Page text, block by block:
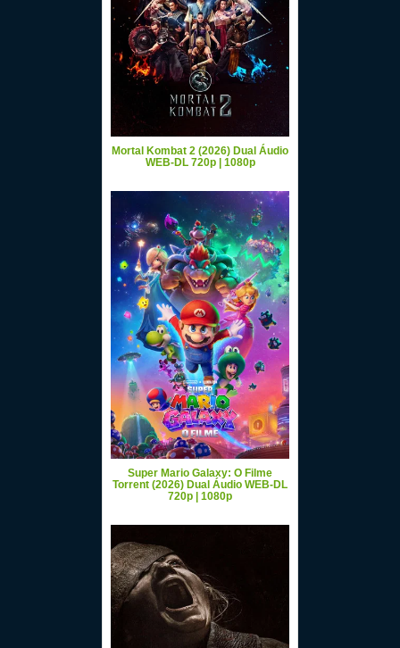
Mortal Kombat 2 (2026) Dual Áudio
WEB-DL 720p | 1080p
Super Mario Galaxy: O Filme
Torrent (2026) Dual Áudio WEB-DL
720p | 1080p